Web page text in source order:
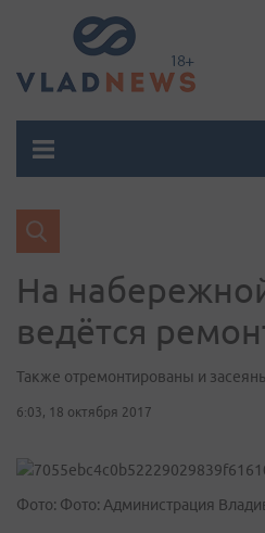
На
ведётся
Также отремонтированы и
6:03, 18 октября 2017
Фото: Фото: Администрация